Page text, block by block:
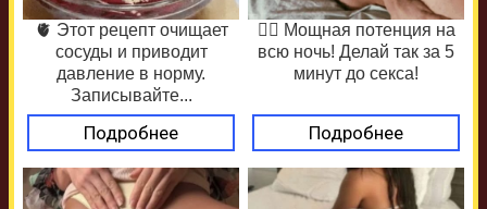
🫀 Этот рецепт очищает
сосуды и приводит
давление в норму.
Записывайте...
Подробнее
❤️‍🔥 Мощная потенция на
всю ночь! Делай так за 5
минут до секса!
Подробнее